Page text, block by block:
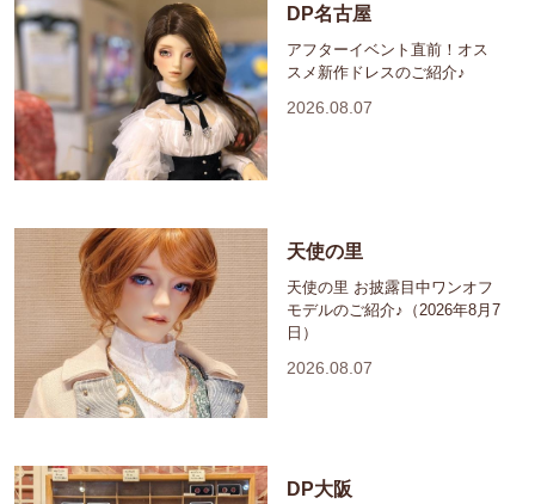
DP名古屋
アフターイベント直前！オス
スメ新作ドレスのご紹介♪
2026.08.07
天使の里
天使の里 お披露目中ワンオフ
モデルのご紹介♪（2026年8月7
日）
2026.08.07
DP大阪